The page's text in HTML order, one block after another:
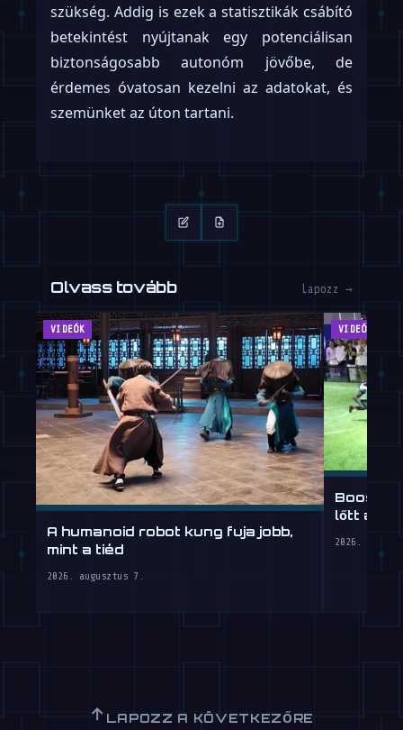
szükség. Addig is ezek a statisztikák csábító
betekintést nyújtanak egy potenciálisan
biztonságosabb autonóm jövőbe, de
érdemes óvatosan kezelni az adatokat, és
szemünket az úton tartani.
Olvass tovább Lapozz →
VIDEÓK
A humanoid robot kung fuja jobb,
mint a tiéd
2026. augusztus 7.
VIDEÓK
Booster
lőtt a
2026.
↑ LAPOZZ A KÖVETKEZŐRE